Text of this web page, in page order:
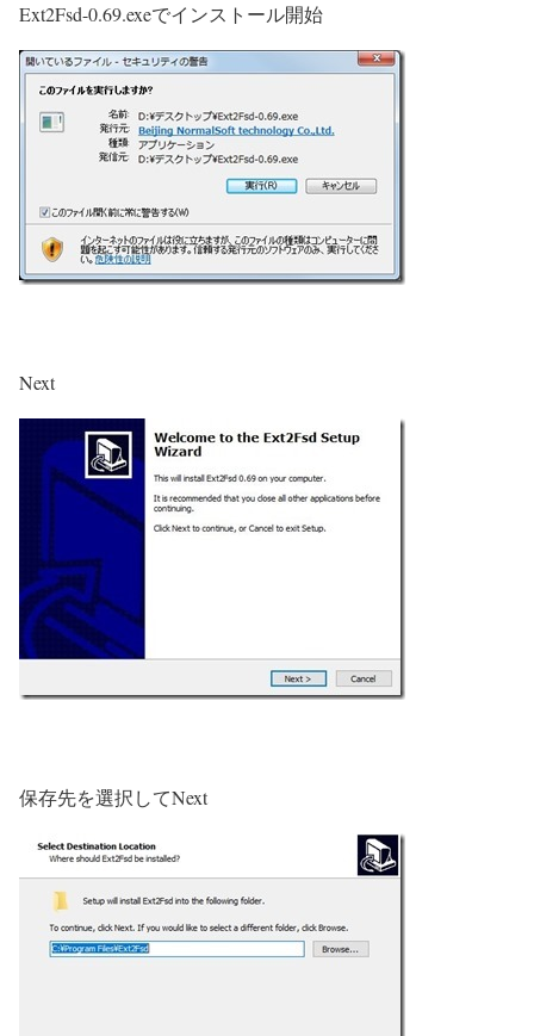
Ext2Fsd-0.69.exeでインストール開始
Next
保存先を選択してNext